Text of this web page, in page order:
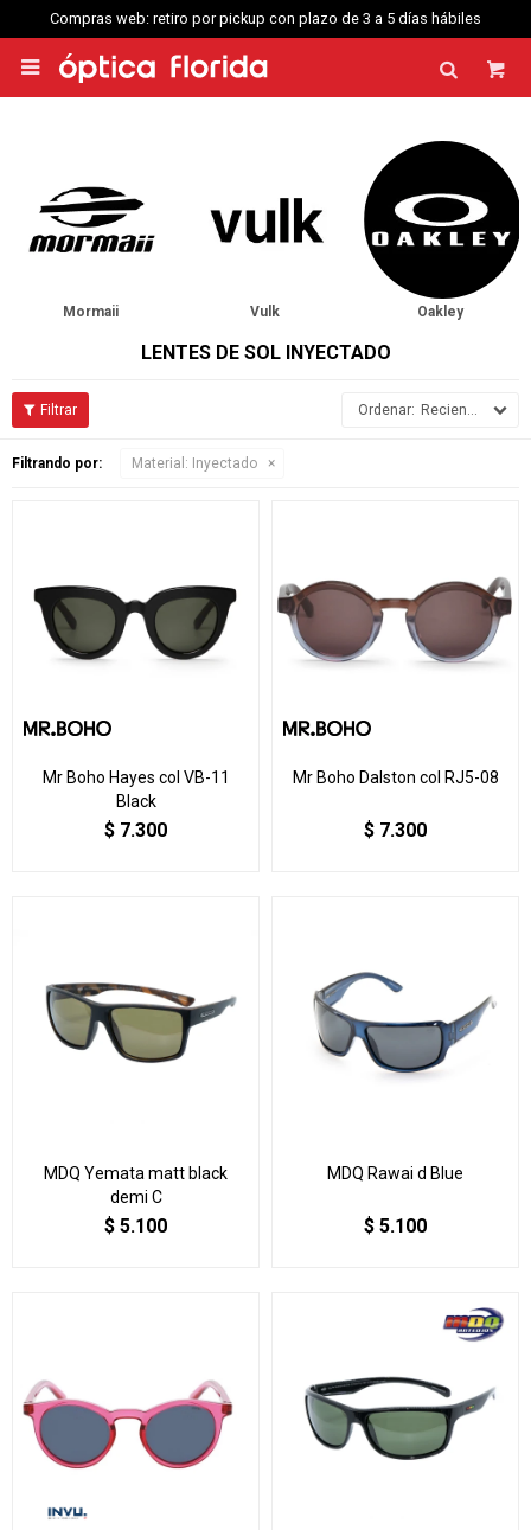
Compras web: retiro por pickup con plazo de 3 a 5 días hábiles

Mormaii Vulk Oakley
LENTES DE SOL INYECTADO
Recientes
Filtrando por: Material: Inyectado
Mr Boho Hayes col VB-11
Black
$ 7.300
Mr Boho Dalston col RJ5-08
$ 7.300
MDQ Yemata matt black
demi C
$ 5.100
MDQ Rawai d Blue
$ 5.100